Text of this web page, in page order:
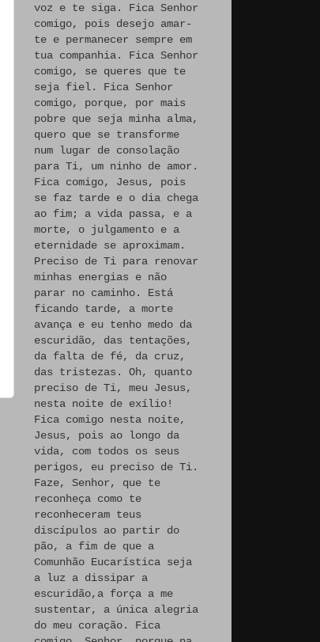
voz e te siga. Fica Senhor
comigo, pois desejo amar-
te e permanecer sempre em
tua companhia. Fica Senhor
comigo, se queres que te
seja fiel. Fica Senhor
comigo, porque, por mais
pobre que seja minha alma,
quero que se transforme
num lugar de consolação
para Ti, um ninho de amor.
Fica comigo, Jesus, pois
se faz tarde e o dia chega
ao fim; a vida passa, e a
morte, o julgamento e a
eternidade se aproximam.
Preciso de Ti para renovar
minhas energias e não
parar no caminho. Está
ficando tarde, a morte
avança e eu tenho medo da
escuridão, das tentações,
da falta de fé, da cruz,
das tristezas. Oh, quanto
preciso de Ti, meu Jesus,
nesta noite de exílio!
Fica comigo nesta noite,
Jesus, pois ao longo da
vida, com todos os seus
perigos, eu preciso de Ti.
Faze, Senhor, que te
reconheça como te
reconheceram teus
discípulos ao partir do
pão, a fim de que a
Comunhão Eucarística seja
a luz a dissipar a
escuridão,a força a me
sustentar, a única alegria
do meu coração. Fica